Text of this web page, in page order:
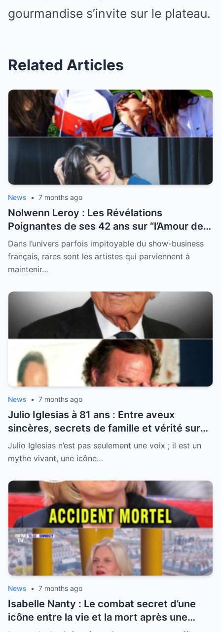
gourmandise s’invite sur le plateau.
Related Articles
News • 7 months ago
Nolwenn Leroy : Les Révélations
Poignantes de ses 42 ans sur “l’Amour de
sa Vie”
Dans l’univers parfois impitoyable du show-business
français, rares sont les artistes qui parviennent à
maintenir…
News • 7 months ago
Julio Iglesias à 81 ans : Entre aveux
sincères, secrets de famille et vérité sur
sa santé, la légende se livre enfin
Julio Iglesias n’est pas seulement une voix ; il est un
mythe vivant, une icône…
News • 7 months ago
Isabelle Nanty : Le combat secret d’une
icône entre la vie et la mort après une